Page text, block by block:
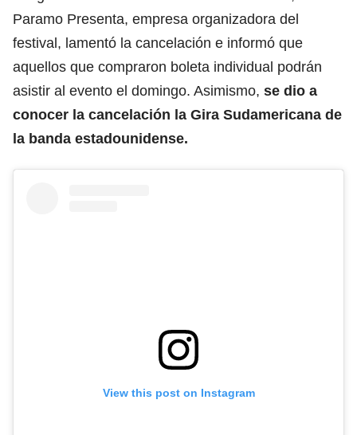
Paramo Presenta, empresa organizadora del
festival, lamentó la cancelación e informó que
aquellos que compraron boleta individual podrán
asistir al evento el domingo. Asimismo, se dio a
conocer la cancelación la Gira Sudamericana de
la banda estadounidense.
View this post on Instagram